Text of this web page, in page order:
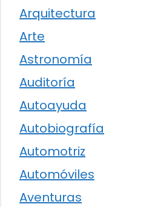
Arquitectura
Arte
Astronomía
Auditoría
Autoayuda
Autobiografía
Automotriz
Automóviles
Aventuras